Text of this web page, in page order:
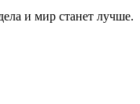
и мир станет лучше.